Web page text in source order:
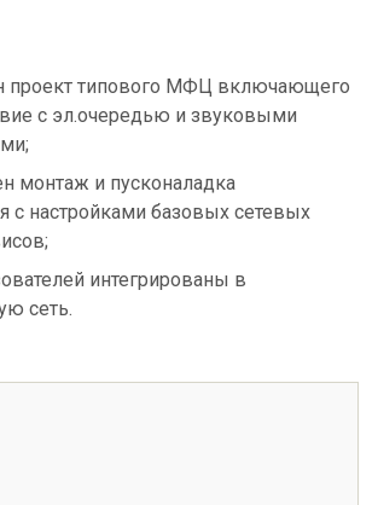
проект типового МФЦ включающего
с эл.очередью и звуковыми
монтаж и пусконаладка
с настройками базовых сетевых
интегрированы в
сеть.